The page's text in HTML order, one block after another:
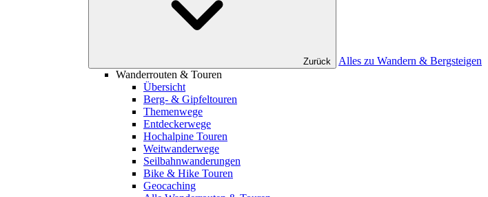
Zurück
Alles zu Wandern & Bergsteigen
Wanderrouten & Touren
Übersicht
Berg- & Gipfeltouren
Themenwege
Entdeckerwege
Hochalpine Touren
Weitwanderwege
Seilbahnwanderungen
Bike & Hike Touren
Geocaching